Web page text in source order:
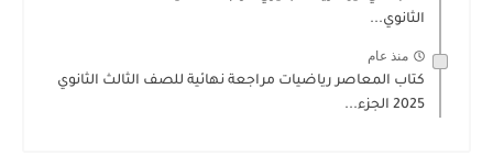
الثانوي...
منذ عام
كتاب المعاصر رياضيات مراجعة نهائية للصف الثالث الثانوي
2025 الجزء...